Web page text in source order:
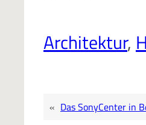
Architektur,
« Das SonyCenter in